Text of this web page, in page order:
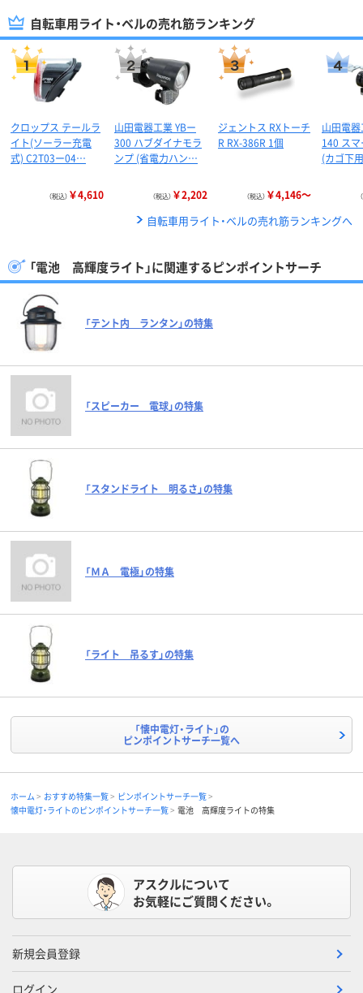
自転車用ライト・ベルの売れ筋ランキング
クロップス テールラ
イト(ソーラー充電
式) C2T03ー04…
（税込） ￥4,610
山田電器工業 YBー
300 ハブダイナモラ
ンプ (省電力ハン…
（税込） ￥2,202
ジェントス RXトーチ
R RX-386R 1個
（税込） ￥4,146～
山田電
140 ス
(カゴ下
自転車用ライト・ベルの売れ筋ランキングへ
「電池 高輝度ライト」に関連するピンポイントサーチ
「テント内 ランタン」の特集
「スピーカー 電球」の特集
「スタンドライト 明るさ」の特集
「ＭＡ 電極」の特集
「ライト 吊るす」の特集
「懐中電灯・ライト」の
ピンポイントサーチ一覧へ
ホーム おすすめ特集一覧
ピンポイントサーチ一覧
懐中電灯・ライトのピンポイントサーチ一覧
電池 高輝度ライトの特集
アスクルについて
お気軽にご質問ください。
新規会員登録
ログイン